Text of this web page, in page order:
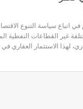
اتباع سياسة التنوع
غير القطاعات النفطية
لهذا الاستثمار العقاري